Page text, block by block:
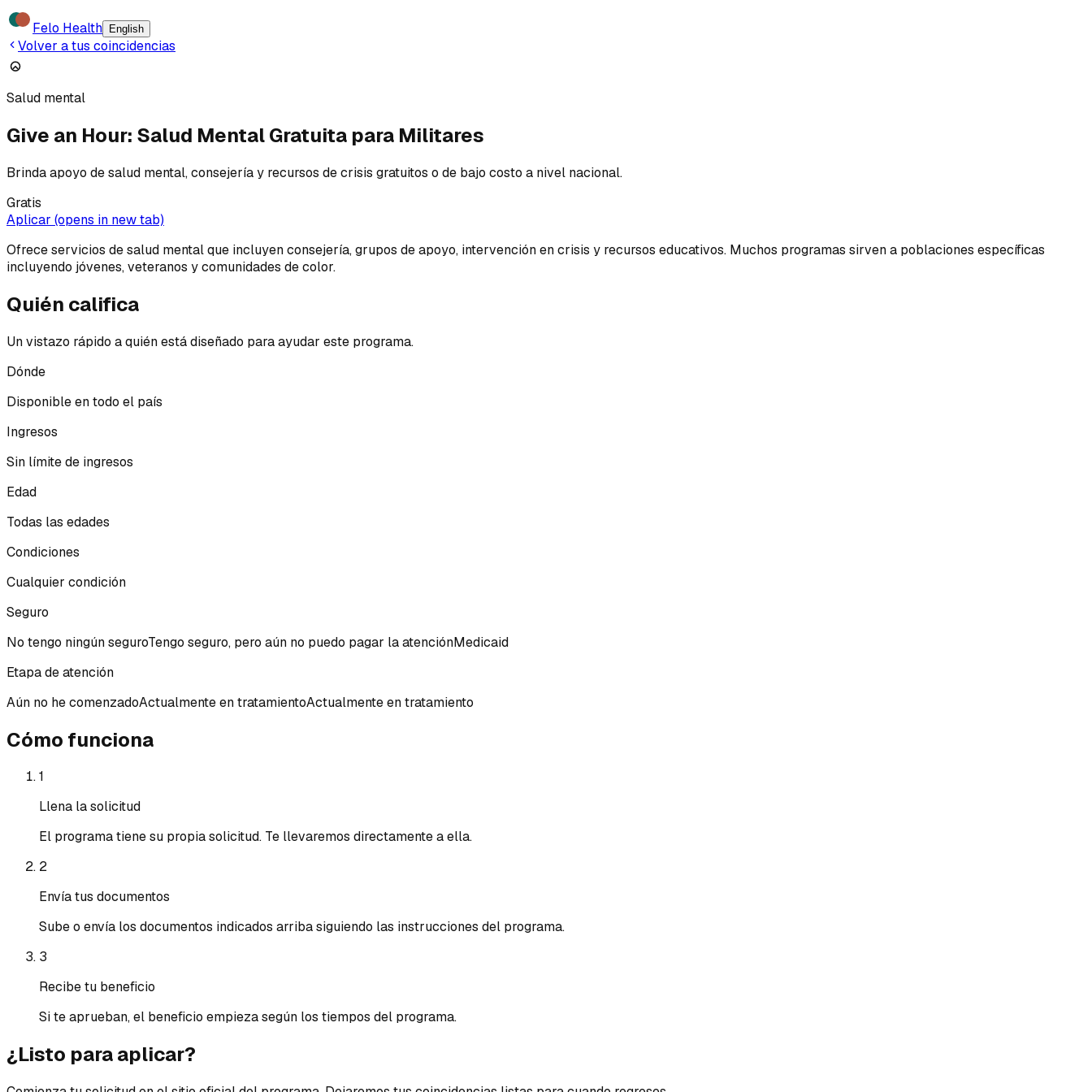
Felo Health English
Volver a tus coincidencias
Salud mental
Give an Hour: Salud Mental Gratuita para Militares
Brinda apoyo de salud mental, consejería y recursos de crisis gratuitos o de bajo costo a nivel nacional.
Gratis
Aplicar (opens in new tab)
Ofrece servicios de salud mental que incluyen consejería, grupos de apoyo, intervención en crisis y recursos educativos. Muchos programas sirven a poblaciones específicas
incluyendo jóvenes, veteranos y comunidades de color.
Quién califica
Un vistazo rápido a quién está diseñado para ayudar este programa.
Dónde
Disponible en todo el país
Ingresos
Sin límite de ingresos
Edad
Todas las edades
Condiciones
Cualquier condición
Seguro
No tengo ningún seguroTengo seguro, pero aún no puedo pagar la atenciónMedicaid
Etapa de atención
Aún no he comenzadoActualmente en tratamientoActualmente en tratamiento
Cómo funciona
1
Llena la solicitud
El programa tiene su propia solicitud. Te llevaremos directamente a ella.
2
Envía tus documentos
Sube o envía los documentos indicados arriba siguiendo las instrucciones del programa.
3
Recibe tu beneficio
Si te aprueban, el beneficio empieza según los tiempos del programa.
¿Listo para aplicar?